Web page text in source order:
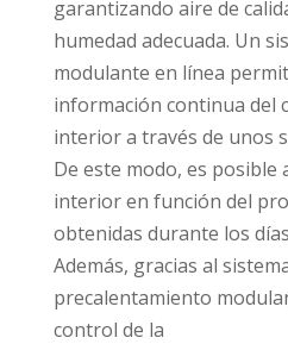
garantizando aire de
humedad adecuada. Un
modulante en línea
información continua del
interior a través de unos
De este modo, es posible
interior en función del
obtenidas durante los
Además, gracias al
precalentamiento
control de la